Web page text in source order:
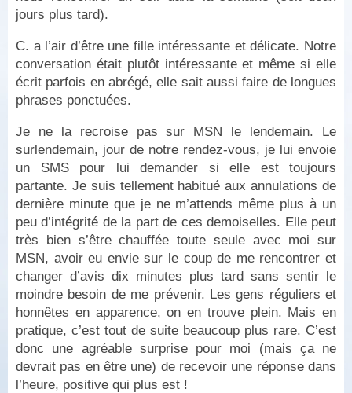
jours plus tard).
C. a l’air d’être une fille intéressante et délicate. Notre
conversation était plutôt intéressante et même si elle
écrit parfois en abrégé, elle sait aussi faire de longues
phrases ponctuées.
Je ne la recroise pas sur MSN le lendemain. Le
surlendemain, jour de notre rendez-vous, je lui envoie
un SMS pour lui demander si elle est toujours
partante. Je suis tellement habitué aux annulations de
dernière minute que je ne m’attends même plus à un
peu d’intégrité de la part de ces demoiselles. Elle peut
très bien s’être chauffée toute seule avec moi sur
MSN, avoir eu envie sur le coup de me rencontrer et
changer d’avis dix minutes plus tard sans sentir le
moindre besoin de me prévenir. Les gens réguliers et
honnêtes en apparence, on en trouve plein. Mais en
pratique, c’est tout de suite beaucoup plus rare. C’est
donc une agréable surprise pour moi (mais ça ne
devrait pas en être une) de recevoir une réponse dans
l’heure, positive qui plus est !